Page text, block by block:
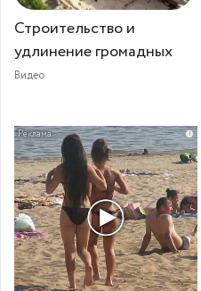
Строительство и
удлинение громадных
Видео
i